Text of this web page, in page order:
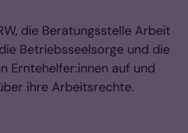
die Beratungsstelle Arbeit
Betriebsseelsorge und die
Erntehelfer:innen auf und
ihre Arbeitsrechte.